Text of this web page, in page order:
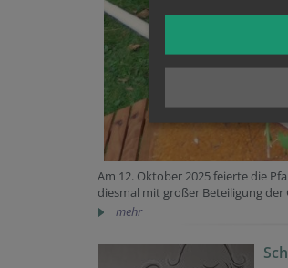
Am 12. Oktober 2025 feierte die
diesmal mit großer Beteiligung
mehr